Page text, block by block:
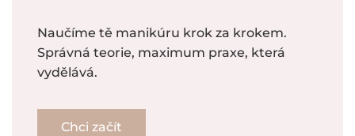
Naučíme tě manikúru krok za krokem.
Správná teorie, maximum praxe, která
vydělává.
Chci začít